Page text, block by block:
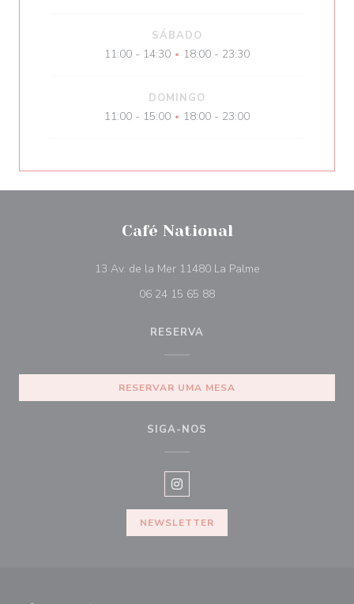
SÁBADO
11:00 - 14:30 • 18:00 - 23:30
DOMINGO
11:00 - 15:00 • 18:00 - 23:00
Café National
13 Av. de la Mer 11480 La Palme((abre numa nova
06 24 15 65 88
RESERVA
RESERVAR UMA MESA
SIGA-NOS
Instagram ((abre numa nova
NEWSLETTER